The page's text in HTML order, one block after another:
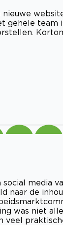
gehele team
media
naar de
was niet